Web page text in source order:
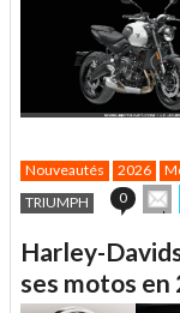
Nouveautés 2026
TRIUMPH
0
cet
à
un
ami
Harley-
ses motos en